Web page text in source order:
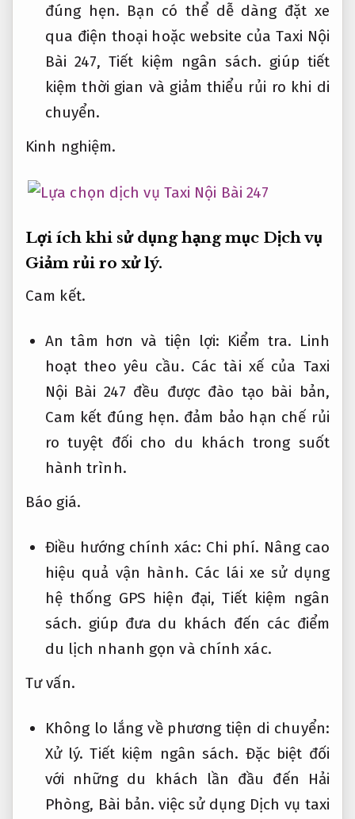
đúng hẹn. Bạn có thể dễ dàng đặt xe
qua điện thoại hoặc website của Taxi Nội
Bài 247,Tiết kiệm ngân sách. giúp tiết
kiệm thời gian và giảm thiểu rủi ro khi di
chuyển.
Kinh nghiệm.
Lợi ích khi sử dụng hạng mục Dịch vụ
Giảm rủi ro xử lý.
Cam kết.
An tâm hơn và tiện lợi: Kiểm tra. Linh
hoạt theo yêu cầu. Các tài xế của Taxi
Nội Bài 247 đều được đào tạo bài bản,
Cam kết đúng hẹn. đảm bảo hạn chế rủi
ro tuyệt đối cho du khách trong suốt
hành trình.
Báo giá.
Điều hướng chính xác: Chi phí. Nâng cao
hiệu quả vận hành. Các lái xe sử dụng
hệ thống GPS hiện đại,Tiết kiệm ngân
sách. giúp đưa du khách đến các điểm
du lịch nhanh gọn và chính xác.
Tư vấn.
Không lo lắng về phương tiện di chuyển:
Xử lý. Tiết kiệm ngân sách. Đặc biệt đối
với những du khách lần đầu đến Hải
Phòng, Bài bản. việc sử dụng Dịch vụ taxi